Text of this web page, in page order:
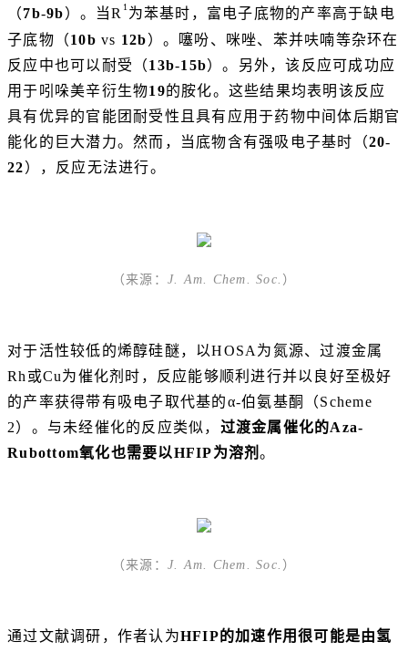
（7b-9b）。当R 1 为苯基时，富电子底物的产率高于缺电
子底物（10b vs 12b）。噻吩、咪唑、苯并呋喃等杂环在
反应中也可以耐受（13b-15b）。另外，该反应可成功应
用于吲哚美辛衍生物19的胺化。这些结果均表明该反应
具有优异的官能团耐受性且具有应用于药物中间体后期官
能化的巨大潜力。然而，当底物含有强吸电子基时（20-
22），反应无法进行。
（来源： J. Am. Chem. Soc. ）
对于活性较低的烯醇硅醚，以HOSA为氮源、过渡金属
Rh或Cu为催化剂时，反应能够顺利进行并以良好至极好
的产率获得带有吸电子取代基的α-伯氨基酮（Scheme
2）。与未经催化的反应类似， 过渡金属催化的Aza-
Rubottom氧化也需要以HFIP为溶剂。
（来源： J. Am. Chem. Soc. ）
通过文献调研，作者认为HFIP的加速作用很可能是由氢